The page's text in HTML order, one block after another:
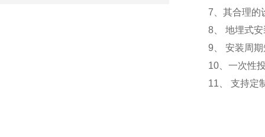
7、其合理的
8、 地埋式
9、 安装周
10、一次性
11、 支持定